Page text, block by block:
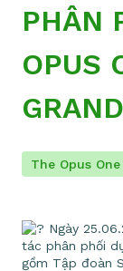
PHÂN
OPUS
The Opus One
Ngày
tác phân phối
gồm Tập đoàn